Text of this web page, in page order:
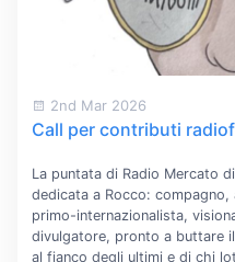
2nd Mar 2026
Call per contributi
La puntata di Radio Mercato
dedicata a Rocco:
primo-internazionalista,
divulgatore, pronto a buttare
al fianco degli ultimi e di chi